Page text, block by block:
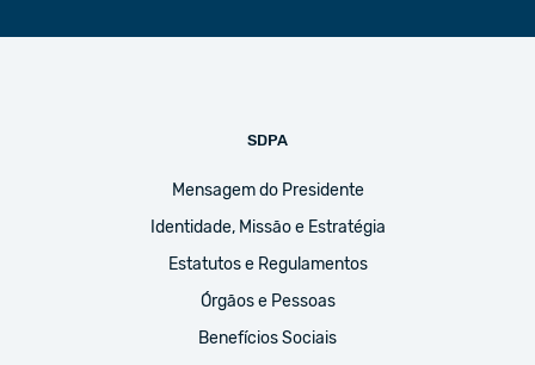
SDPA
Mensagem do Presidente
Identidade, Missão e Estratégia
Estatutos e Regulamentos
Órgãos e Pessoas
Benefícios Sociais